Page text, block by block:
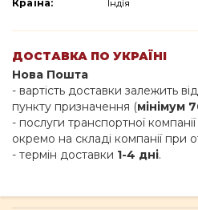
Країна: Індія
ДОСТАВКА ПО УКРАЇНІ
Нова Пошта
- вартість доставки залежить
пункту призначення (мінімум
- послуги транспортної
окремо на складі компанії при
- термін доставки 1-4 дні.